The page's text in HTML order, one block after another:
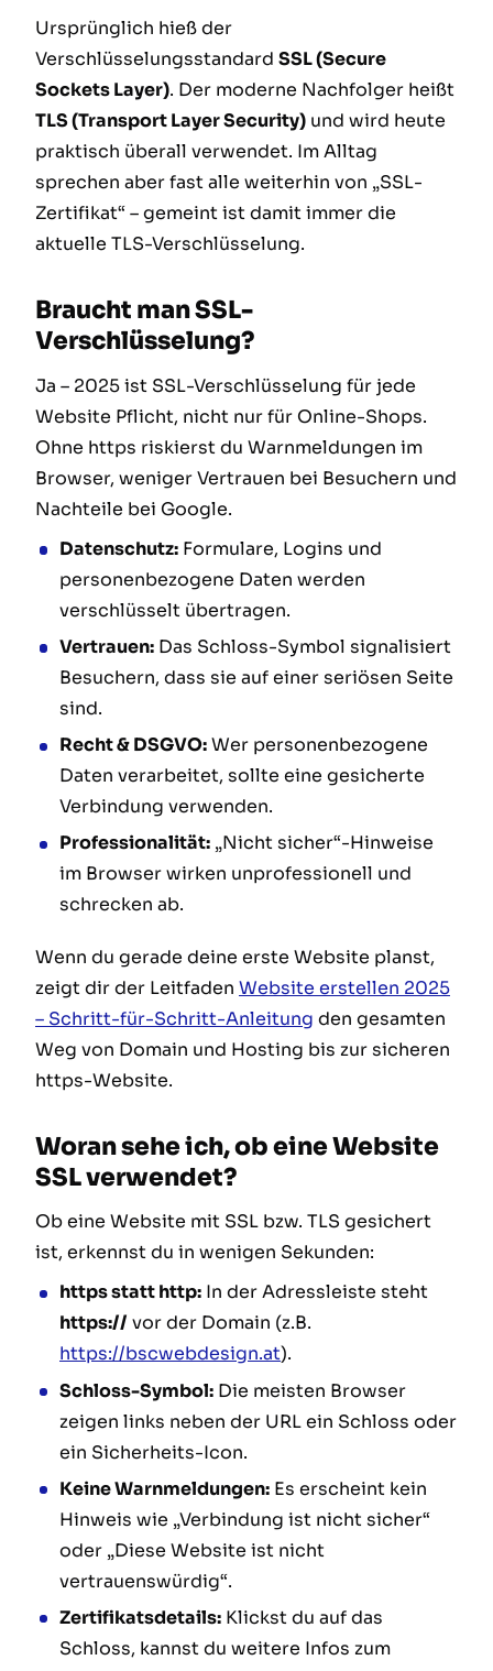
Ursprünglich hieß der
Verschlüsselungsstandard SSL (Secure
Sockets Layer). Der moderne Nachfolger heißt
TLS (Transport Layer Security) und wird heute
praktisch überall verwendet. Im Alltag
sprechen aber fast alle weiterhin von „SSL-
Zertifikat“ – gemeint ist damit immer die
aktuelle TLS-Verschlüsselung.
Braucht man SSL-
Verschlüsselung?
Ja – 2025 ist SSL-Verschlüsselung für jede
Website Pflicht, nicht nur für Online-Shops.
Ohne https riskierst du Warnmeldungen im
Browser, weniger Vertrauen bei Besuchern und
Nachteile bei Google.
Datenschutz: Formulare, Logins und
personenbezogene Daten werden
verschlüsselt übertragen.
Vertrauen: Das Schloss-Symbol signalisiert
Besuchern, dass sie auf einer seriösen Seite
sind.
Recht & DSGVO:Wer personenbezogene
Daten verarbeitet, sollte eine gesicherte
Verbindung verwenden.
Professionalität: „Nicht sicher“-Hinweise
im Browser wirken unprofessionell und
schrecken ab.
Wenn du gerade deine erste Website planst,
zeigt dir der Leitfaden Website erstellen 2025
– Schritt-für-Schritt-Anleitung den gesamten
Weg von Domain und Hosting bis zur sicheren
https-Website.
Woran sehe ich, ob eine Website
SSL verwendet?
Ob eine Website mit SSL bzw. TLS gesichert
ist, erkennst du in wenigen Sekunden:
https statt http: In der Adressleiste steht
https:// vor der Domain (z.B.
https://bscwebdesign.at).
Schloss-Symbol: Die meisten Browser
zeigen links neben der URL ein Schloss oder
ein Sicherheits-Icon.
Keine Warnmeldungen: Es erscheint kein
Hinweis wie „Verbindung ist nicht sicher“
oder „Diese Website ist nicht
vertrauenswürdig“.
Zertifikatsdetails: Klickst du auf das
Schloss, kannst du weitere Infos zum